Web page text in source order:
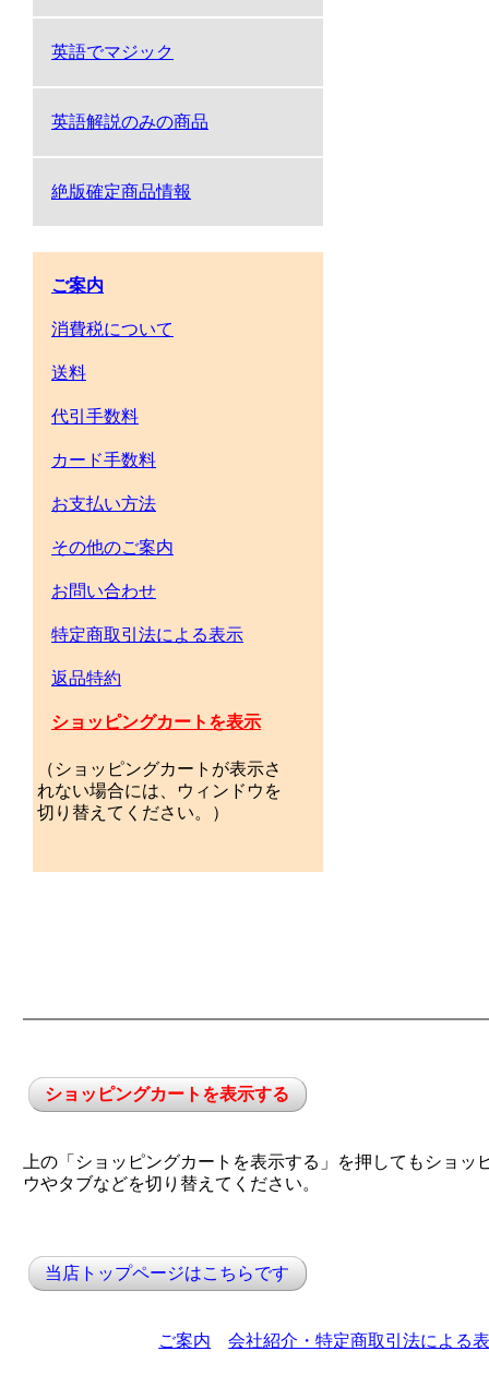
英語でマジック
英語解説のみの商品
絶版確定商品情報
ご案内
消費税について
送料
代引手数料
カード手数料
お支払い方法
その他のご案内
お問い合わせ
特定商取引法による表示
返品特約
ショッピングカートを表示
（ショッピングカートが表示さ
れない場合には、ウィンドウを
切り替えてください。）
ショッピングカートを表示する
上の「ショッピングカートを表示する」を押してもショ
ウやタブなどを切り替えてください。
当店トップページはこちらです
ご案内 会社紹介・特定商取引法による